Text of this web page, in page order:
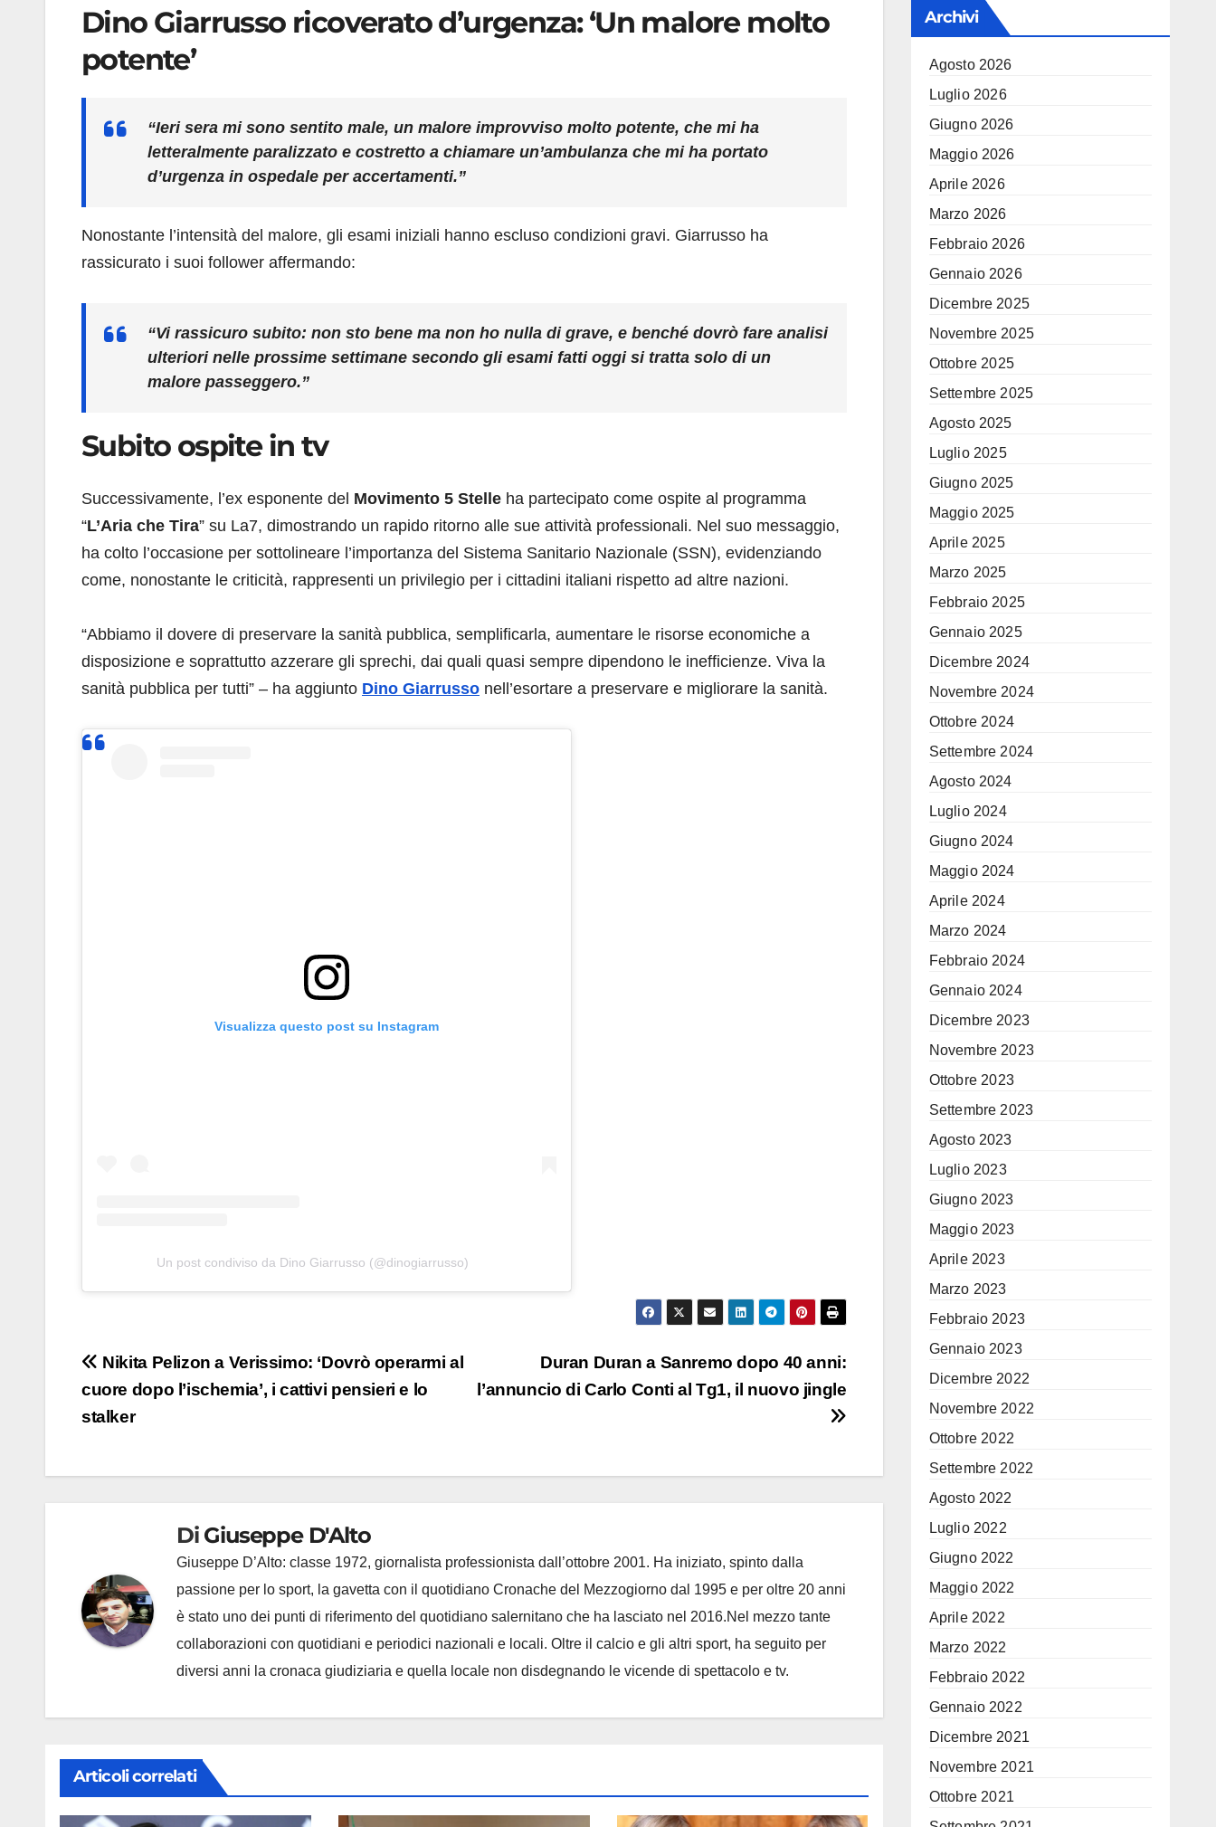
Dino Giarrusso ricoverato d’urgenza: ‘Un malore molto
potente’
“Ieri sera mi sono sentito male, un malore improvviso molto potente, che mi ha
letteralmente paralizzato e costretto a chiamare un’ambulanza che mi ha portato
d’urgenza in ospedale per accertamenti.”
Nonostante l’intensità del malore, gli esami iniziali hanno escluso condizioni gravi. Giarrusso ha
rassicurato i suoi follower affermando:
“Vi rassicuro subito: non sto bene ma non ho nulla di grave, e benché dovrò fare analisi
ulteriori nelle prossime settimane secondo gli esami fatti oggi si tratta solo di un
malore passeggero.”
Subito ospite in tv
Successivamente, l’ex esponente del Movimento 5 Stelle ha partecipato come ospite al programma
“L’Aria che Tira” su La7, dimostrando un rapido ritorno alle sue attività professionali. Nel suo messaggio,
ha colto l’occasione per sottolineare l’importanza del Sistema Sanitario Nazionale (SSN), evidenziando
come, nonostante le criticità, rappresenti un privilegio per i cittadini italiani rispetto ad altre nazioni.
“Abbiamo il dovere di preservare la sanità pubblica, semplificarla, aumentare le risorse economiche a
disposizione e soprattutto azzerare gli sprechi, dai quali quasi sempre dipendono le inefficienze. Viva la
sanità pubblica per tutti” – ha aggiunto Dino Giarrusso nell’esortare a preservare e migliorare la sanità.
Visualizza questo post su Instagram
Un post condiviso da Dino Giarrusso (@dinogiarrusso)
Navigazione
articoli
Duran Duran a Sanremo dopo 40 anni:
l’annuncio di Carlo Conti al Tg1, il nuovo jingle
Nikita Pelizon a Verissimo: ‘Dovrò operarmi al
cuore dopo l’ischemia’, i cattivi pensieri e lo
stalker
Di Giuseppe D'Alto
Giuseppe D’Alto: classe 1972, giornalista professionista dall’ottobre 2001. Ha iniziato, spinto dalla
passione per lo sport, la gavetta con il quotidiano Cronache del Mezzogiorno dal 1995 e per oltre 20 anni
è stato uno dei punti di riferimento del quotidiano salernitano che ha lasciato nel 2016.Nel mezzo tante
collaborazioni con quotidiani e periodici nazionali e locali. Oltre il calcio e gli altri sport, ha seguito per
diversi anni la cronaca giudiziaria e quella locale non disdegnando le vicende di spettacolo e tv.
Articoli correlati
Archivi
Agosto 2026
Luglio 2026
Giugno 2026
Maggio 2026
Aprile 2026
Marzo 2026
Febbraio 2026
Gennaio 2026
Dicembre 2025
Novembre 2025
Ottobre 2025
Settembre 2025
Agosto 2025
Luglio 2025
Giugno 2025
Maggio 2025
Aprile 2025
Marzo 2025
Febbraio 2025
Gennaio 2025
Dicembre 2024
Novembre 2024
Ottobre 2024
Settembre 2024
Agosto 2024
Luglio 2024
Giugno 2024
Maggio 2024
Aprile 2024
Marzo 2024
Febbraio 2024
Gennaio 2024
Dicembre 2023
Novembre 2023
Ottobre 2023
Settembre 2023
Agosto 2023
Luglio 2023
Giugno 2023
Maggio 2023
Aprile 2023
Marzo 2023
Febbraio 2023
Gennaio 2023
Dicembre 2022
Novembre 2022
Ottobre 2022
Settembre 2022
Agosto 2022
Luglio 2022
Giugno 2022
Maggio 2022
Aprile 2022
Marzo 2022
Febbraio 2022
Gennaio 2022
Dicembre 2021
Novembre 2021
Ottobre 2021